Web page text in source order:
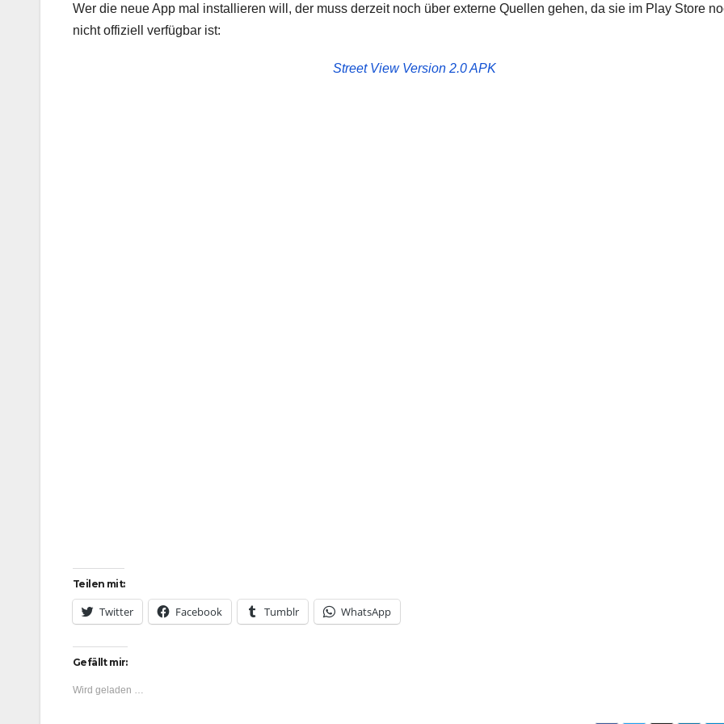
Wer die neue App mal installieren will, der muss derzeit noch über externe Quellen gehen, da sie im Play Store
nicht offiziell verfügbar ist:
Street View Version 2.0 APK
Teilen mit:
Twitter Facebook Tumblr WhatsApp
Gefällt mir:
Wird geladen …